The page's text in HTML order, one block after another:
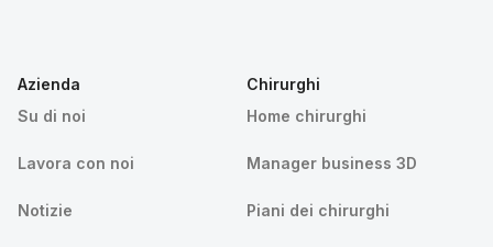
Azienda
Su di noi
Lavora con noi
Notizie
Chirurghi
Home chirurghi
Manager business 3D
Piani dei chirurghi